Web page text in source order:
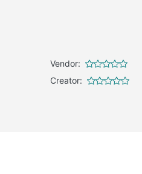
Vendor:
Creator: